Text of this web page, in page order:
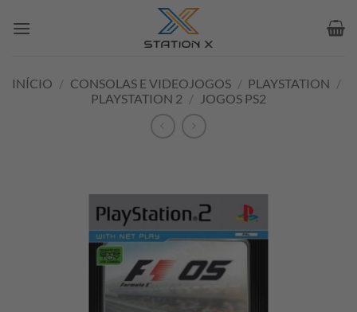
INÍCIO / CONSOLAS E VIDEOJOGOS / PLAYSTATION /
PLAYSTATION 2 / JOGOS PS2